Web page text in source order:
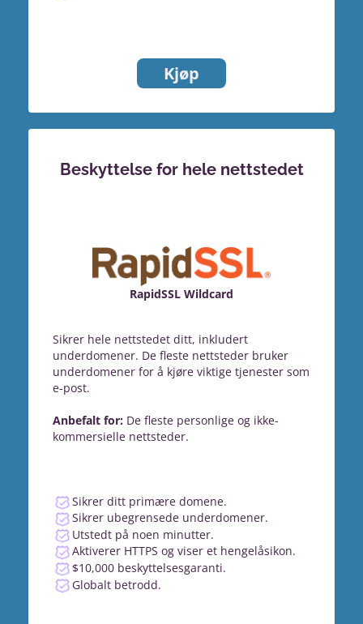
Kjøp
Beskyttelse for hele nettstedet
RapidSSL Wildcard
Sikrer hele nettstedet ditt, inkludert
underdomener. De fleste nettsteder bruker
underdomener for å kjøre viktige tjenester som
e-post.
Anbefalt for: De fleste personlige og ikke-
kommersielle nettsteder.
Sikrer ditt primære domene.
Sikrer ubegrensede underdomener.
Utstedt på noen minutter.
Aktiverer HTTPS og viser et hengelåsikon.
$10,000 beskyttelsesgaranti.
Globalt betrodd.